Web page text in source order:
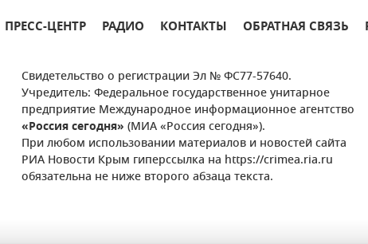
ПРЕСС-ЦЕНТР РАДИО КОНТАКТЫ ОБРАТНАЯ СВЯЗЬ
Свидетельство о регистрации Эл № ФС77-57640.
Учредитель: Федеральное государственное унитарное
предприятие Международное информационное агентство
«Россия сегодня» (МИА «Россия сегодня»).
При любом использовании материалов и новостей сайта
РИА Новости Крым гиперссылка на https://crimea.ria.ru
обязательна не ниже второго абзаца текста.